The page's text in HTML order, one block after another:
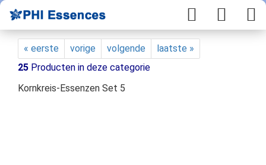
« eerste vorige volgende
laatste »
25 Producten in deze categorie
Kornkreis-Essenzen Set 5